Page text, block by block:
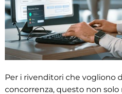
Per i rivenditori che vogliono
concorrenza, questo non solo